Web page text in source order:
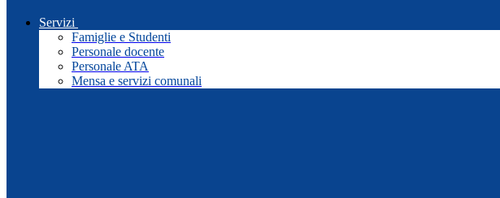
Servizi
Famiglie e Studenti
Personale docente
Personale ATA
Mensa e servizi comunali